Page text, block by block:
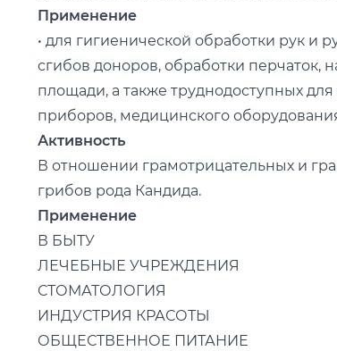
Применение
• для гигиенической обработки рук и
сгибов доноров, обработки перчаток,
площади, а также труднодоступных
приборов, медицинского
Активность
В отношении грамотрицательных и
грибов рода Кандида.
Применение
В БЫТУ
ЛЕЧЕБНЫЕ УЧРЕЖДЕНИЯ
СТОМАТОЛОГИЯ
ИНДУСТРИЯ КРАСОТЫ
ОБЩЕСТВЕННОЕ ПИТАНИЕ